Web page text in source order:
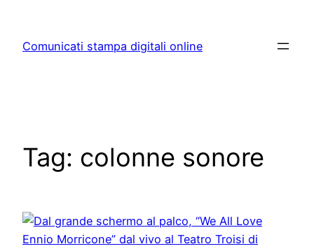
content
Comunicati stampa digitali online
Tag: colonne sonore